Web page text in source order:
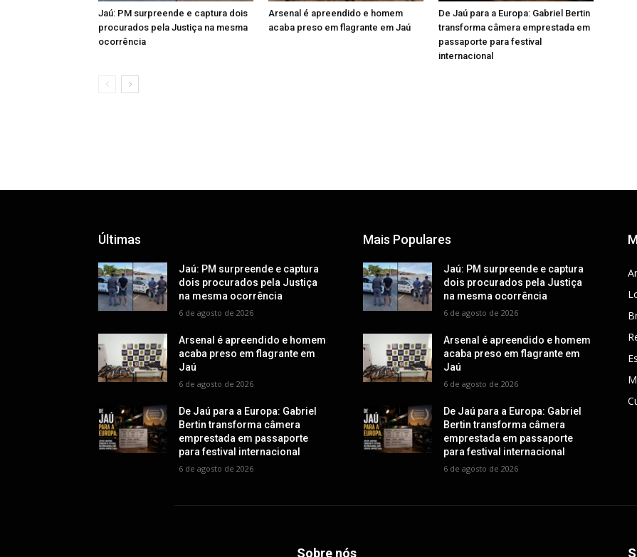
Jaú: PM surpreende e captura dois
procurados pela Justiça na mesma
ocorrência
Arsenal é apreendido e homem
acaba preso em flagrante em Jaú
De Jaú para a Europa: Gabriel Bertin
transforma câmera emprestada em
passaporte para festival
internacional
Últimas
Jaú: PM surpreende e captura
dois procurados pela Justiça
na mesma ocorrência
6 de agosto de 2026
Arsenal é apreendido e homem
acaba preso em flagrante em
Jaú
6 de agosto de 2026
De Jaú para a Europa: Gabriel
Bertin transforma câmera
emprestada em passaporte
para festival internacional
6 de agosto de 2026
Mais Populares
Jaú: PM surpreende e captura
dois procurados pela Justiça
na mesma ocorrência
6 de agosto de 2026
Arsenal é apreendido e homem
acaba preso em flagrante em
Jaú
6 de agosto de 2026
De Jaú para a Europa: Gabriel
Bertin transforma câmera
emprestada em passaporte
para festival internacional
6 de agosto de 2026
Sobre nós